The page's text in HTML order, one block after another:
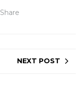
Share
NEXT POST